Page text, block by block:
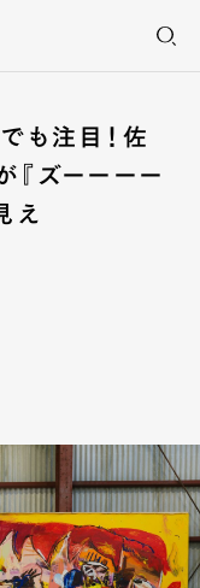
も注目！佐
ズーーーー
え